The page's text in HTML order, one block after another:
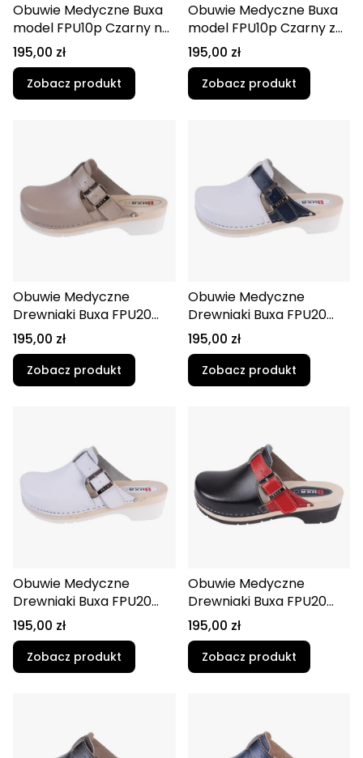
Obuwie Medyczne Buxa
model FPU10p Czarny na
czarnym spodzie z
paskiem na pięte
Supercomfort
Cena
195,00 zł
Zobacz produkt
Obuwie Medyczne Buxa
model FPU10p Czarny z
paskiem na pięte
Supercomfort
Cena
195,00 zł
Zobacz produkt
Obuwie Medyczne
Drewniaki Buxa FPU20
Beżowy
Cena
195,00 zł
Zobacz produkt
Obuwie Medyczne
Drewniaki Buxa FPU20
Biało-Granatowy
Cena
195,00 zł
Zobacz produkt
Obuwie Medyczne
Drewniaki Buxa FPU20
Biały
Cena
195,00 zł
Zobacz produkt
Obuwie Medyczne
Drewniaki Buxa FPU20
Czarno-Czerwony
Cena
195,00 zł
Zobacz produkt